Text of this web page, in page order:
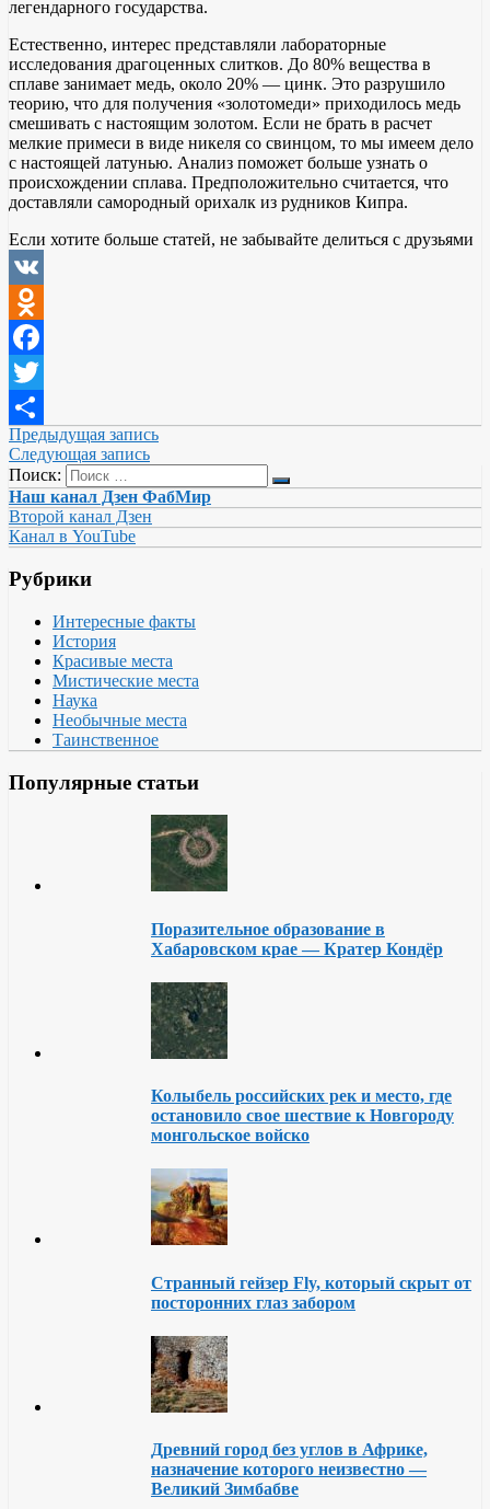
легендарного государства.
Естественно, интерес представляли лабораторные
исследования драгоценных слитков. До 80% вещества в
сплаве занимает медь, около 20% — цинк. Это разрушило
теорию, что для получения «золотомеди» приходилось медь
смешивать с настоящим золотом. Если не брать в расчет
мелкие примеси в виде никеля со свинцом, то мы имеем дело
с настоящей латунью. Анализ поможет больше узнать о
происхождении сплава. Предположительно считается, что
доставляли самородный орихалк из рудников Кипра.
Если хотите больше статей, не забывайте делиться с друзьями
VK
Odnoklassniki
Facebook
Twitter
Отправить
Предыдущая запись
Следующая запись
Поиск:
Наш канал Дзен ФабМир
Второй канал Дзен
Канал в YouTube
Рубрики
Интересные факты
История
Красивые места
Мистические места
Наука
Необычные места
Таинственное
Популярные статьи
Поразительное образование в
Хабаровском крае — Кратер Кондёр
Колыбель российских рек и место, где
остановило свое шествие к Новгороду
монгольское войско
Странный гейзер Fly, который скрыт от
посторонних глаз забором
Древний город без углов в Африке,
назначение которого неизвестно —
Великий Зимбабве